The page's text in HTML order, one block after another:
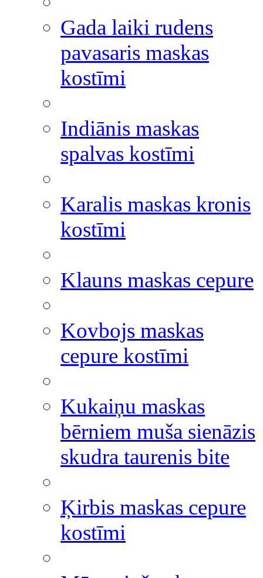
Gada laiki rudens
pavasaris maskas
kostīmi
Indiānis maskas
spalvas kostīmi
Karalis maskas kronis
kostīmi
Klauns maskas cepure
Kovbojs maskas
cepure kostīmi
Kukaiņu maskas
bērniem muša sienāzis
skudra taurenis bite
Ķirbis maskas cepure
kostīmi